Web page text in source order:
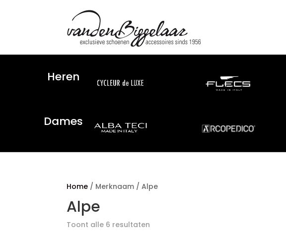
Heren
Dames
Home / Merknaam / Alpe
Alpe
Toont alle 6 resultaten